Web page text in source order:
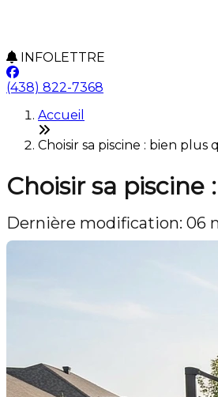
INFOLETTRE
(438) 822-7368
Accueil
Choisir sa piscine : bien
Choisir sa
Dernière modification: 06